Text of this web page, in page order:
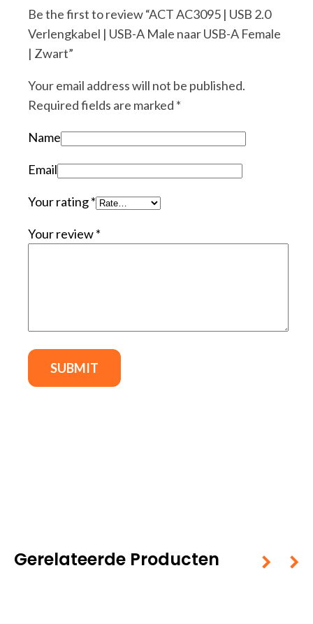
Be the first to review “ACT AC3095 | USB 2.0
Verlengkabel | USB-A Male naar USB-A Female
| Zwart”
Your email address will not be published.
Required fields are marked *
Name
Email
Your rating*
Your review*
Gerelateerde Producten